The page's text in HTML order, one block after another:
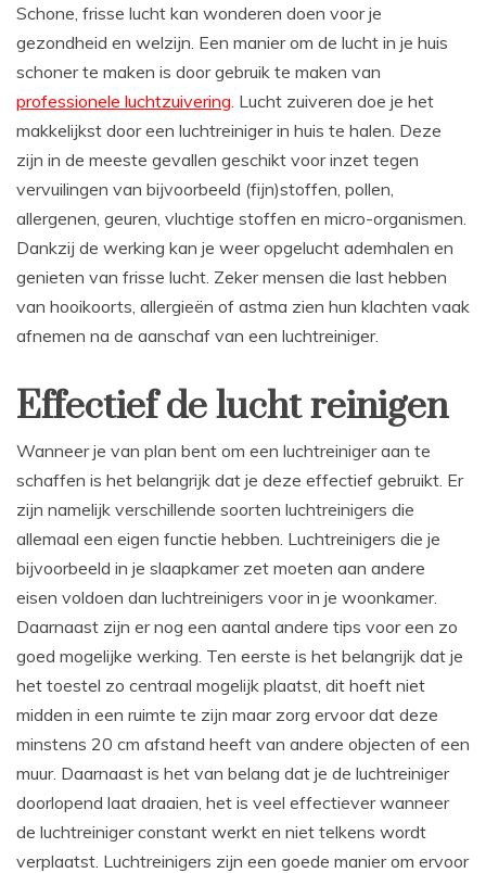
Schone, frisse lucht kan wonderen doen voor je
gezondheid en welzijn. Een manier om de lucht in je huis
schoner te maken is door gebruik te maken van
professionele luchtzuivering . Lucht zuiveren doe je het
makkelijkst door een luchtreiniger in huis te halen. Deze
zijn in de meeste gevallen geschikt voor inzet tegen
vervuilingen van bijvoorbeeld (fijn)stoffen, pollen,
allergenen, geuren, vluchtige stoffen en micro-organismen.
Dankzij de werking kan je weer opgelucht ademhalen en
genieten van frisse lucht. Zeker mensen die last hebben
van hooikoorts, allergieën of astma zien hun klachten vaak
afnemen na de aanschaf van een luchtreiniger.
Effectief de lucht reinigen
Wanneer je van plan bent om een luchtreiniger aan te
schaffen is het belangrijk dat je deze effectief gebruikt. Er
zijn namelijk verschillende soorten luchtreinigers die
allemaal een eigen functie hebben. Luchtreinigers die je
bijvoorbeeld in je slaapkamer zet moeten aan andere
eisen voldoen dan luchtreinigers voor in je woonkamer.
Daarnaast zijn er nog een aantal andere tips voor een zo
goed mogelijke werking. Ten eerste is het belangrijk dat je
het toestel zo centraal mogelijk plaatst, dit hoeft niet
midden in een ruimte te zijn maar zorg ervoor dat deze
minstens 20 cm afstand heeft van andere objecten of een
muur. Daarnaast is het van belang dat je de luchtreiniger
doorlopend laat draaien, het is veel effectiever wanneer
de luchtreiniger constant werkt en niet telkens wordt
verplaatst. Luchtreinigers zijn een goede manier om ervoor